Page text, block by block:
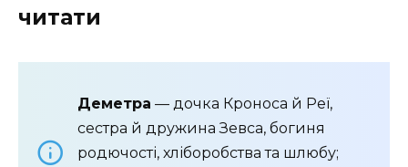
читати
Деметра — дочка Кроноса й Реї,
сестра й дружина Зевса, богиня
родючості, хліборобства та шлюбу;